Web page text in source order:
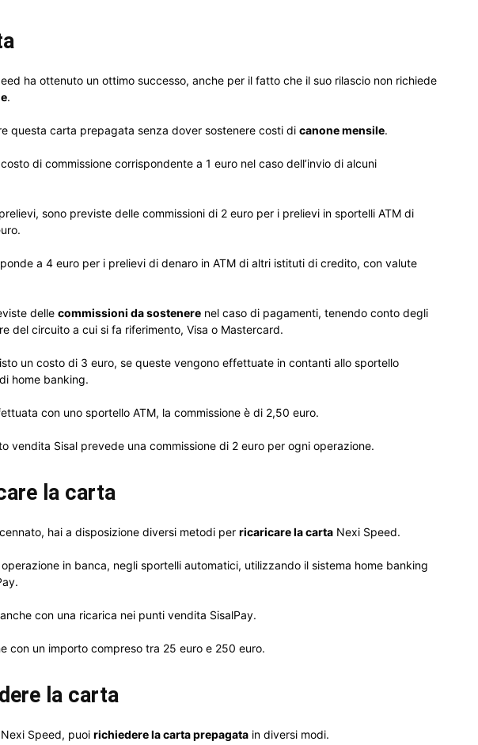
ha ottenuto un ottimo successo, anche per il fatto che il suo rilascio non richiede
.
questa carta prepagata senza dover sostenere costi di canone mensile.
di commissione corrispondente a 1 euro nel caso dell’invio di alcuni
sono previste delle commissioni di 2 euro per i prelievi in sportelli ATM di
a 4 euro per i prelievi di denaro in ATM di altri istituti di credito, con valute
delle commissioni da sostenere nel caso di pagamenti, tenendo conto degli
del circuito a cui si fa riferimento, Visa o Mastercard.
un costo di 3 euro, se queste vengono effettuate in contanti allo sportello
home banking.
con uno sportello ATM, la commissione è di 2,50 euro.
vendita Sisal prevede una commissione di 2 euro per ogni operazione.
la carta
hai a disposizione diversi metodi per ricaricare la carta Nexi Speed.
in banca, negli sportelli automatici, utilizzando il sistema home banking
con una ricarica nei punti vendita SisalPay.
con un importo compreso tra 25 euro e 250 euro.
la carta
Speed, puoi richiedere la carta prepagata in diversi modi.